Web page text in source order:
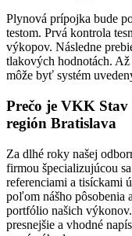
Plynová prípojka bude
testom. Prvá kontrola
výkopov. Následne
tlakových hodnotách.
môže byť systém
Prečo je VKK
región Bratislava
Za dlhé roky našej
firmou špecializujúcou
referenciami a tisíckami
poľom nášho pôsobenia
portfólio našich
presnejšie a vhodné